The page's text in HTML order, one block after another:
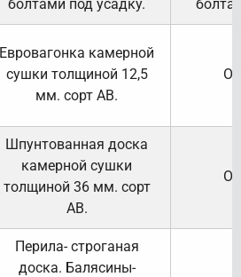
болтами под усадку.
Евровагонка камерной
сушки толщиной 12,5
мм. сорт АВ.
Шпунтованная доска
камерной сушки
толщиной 36 мм. сорт
АВ.
Перила- строганая
доска. Балясины-